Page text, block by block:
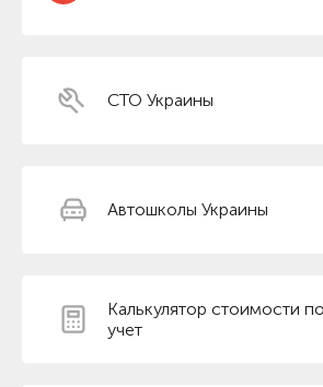
СТО Украины
Автошколы Украины
Калькулятор стоимости
учет